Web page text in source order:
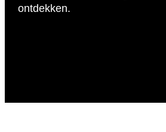
ontdekken.